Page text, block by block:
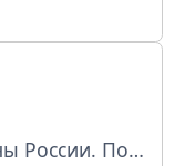
Всё, чем живут регионы России. Политика, общество, финансы, необычные новости со всей страны. Регионал в MAX: https://max.ru/join/VekH4LupSQD6Ha7JmKqezzn-o_ySeI-E1O2mJ-WuUBA